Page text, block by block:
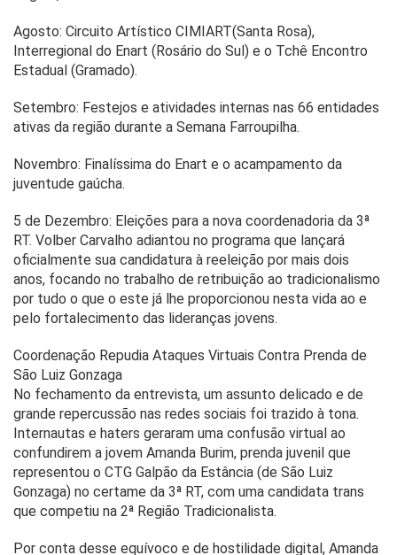
Agosto: Circuito Artístico CIMIART(Santa Rosa),
Interregional do Enart (Rosário do Sul) e o Tchê Encontro
Estadual (Gramado).
Setembro: Festejos e atividades internas nas 66 entidades
ativas da região durante a Semana Farroupilha.
Novembro: Finalíssima do Enart e o acampamento da
juventude gaúcha.
5 de Dezembro: Eleições para a nova coordenadoria da 3ª
RT. Volber Carvalho adiantou no programa que lançará
oficialmente sua candidatura à reeleição por mais dois
anos, focando no trabalho de retribuição ao tradicionalismo
por tudo o que o este já lhe proporcionou nesta vida ao e
pelo fortalecimento das lideranças jovens.
Coordenação Repudia Ataques Virtuais Contra Prenda de
São Luiz Gonzaga
No fechamento da entrevista, um assunto delicado e de
grande repercussão nas redes sociais foi trazido à tona.
Internautas e haters geraram uma confusão virtual ao
confundirem a jovem Amanda Burim, prenda juvenil que
representou o CTG Galpão da Estância (de São Luiz
Gonzaga) no certame da 3ª RT, com uma candidata trans
que competiu na 2ª Região Tradicionalista.
Por conta desse equívoco e de hostilidade digital, Amanda